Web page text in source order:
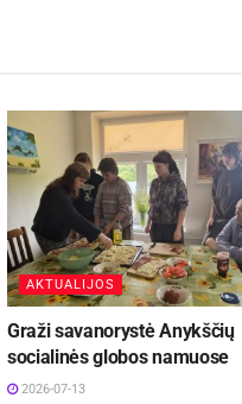
AKTUALIJOS
Graži savanorystė Anykščių
socialinės globos namuose
2026-07-13